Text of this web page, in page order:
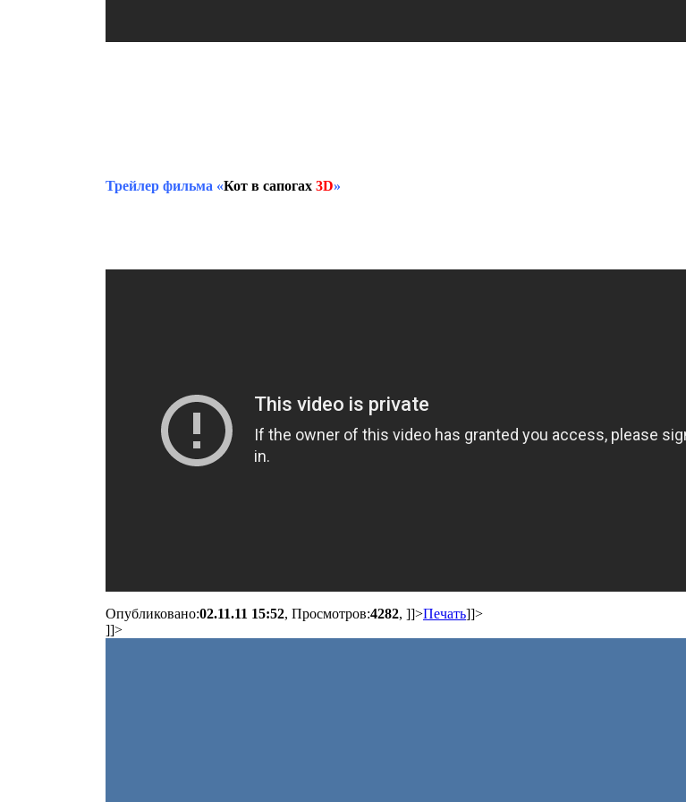
Трейлер фильма «Кот в сапогах 3D»
Опубликовано:02.11.11 15:52, Просмотров:4282, ]]>Печать]]>
]]>